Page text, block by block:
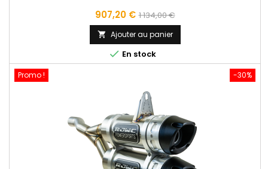
Prix
907,20 € Prix
base
1 134,00 €
 Ajouter au panier
 En stock
-30%
Promo !